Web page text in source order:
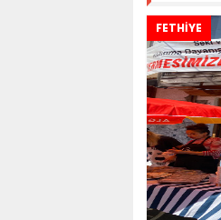
FETHİYE